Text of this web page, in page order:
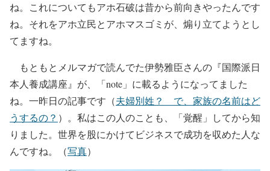
ね。これについてもアホ石破は昔から前向きやったんです
ね。それをアホ立民とアホマスゴミが、煽り立てようとし
てますね。
もともとメルマガで読んでた伊勢雅臣さんの『国際派日
本人養成講座』が、「note」に載るようになってました
ね。一昨日の記事です（夫婦別姓？ で、家族の名前はど
うするの？ ）。私はこの人のことも、「覚醒」してから知
りました。世界を股にかけてビジネスで成功を収めた人な
んですね。（写真）